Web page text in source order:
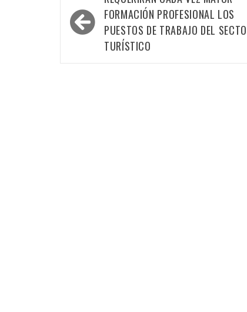
de
entradas
FORMACIÓN PROFESIONAL LOS
PUESTOS DE TRABAJO DEL
TURÍSTICO